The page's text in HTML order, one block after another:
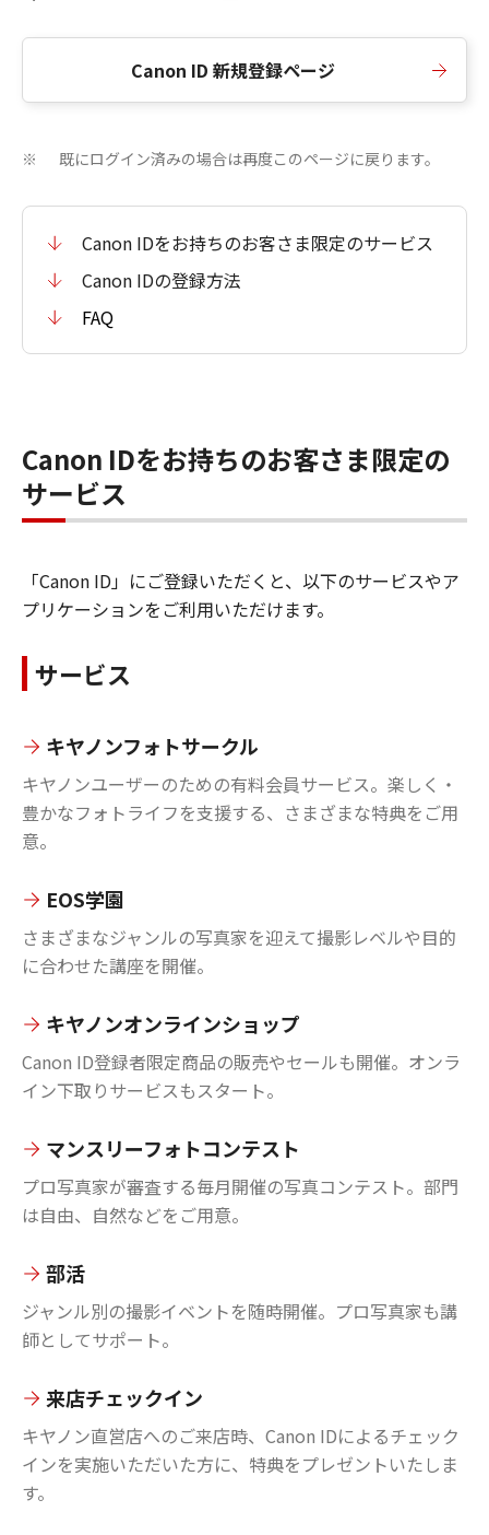
Canon ID 新規登録ページ
※ 既にログイン済みの場合は再度このページに戻ります。
Canon IDをお持ちのお客さま限定のサービス
Canon IDの登録方法
FAQ
Canon IDをお持ちのお客さま限定の
サービス
「Canon ID」にご登録いただくと、以下のサービスやア
プリケーションをご利用いただけます。
サービス
キヤノンフォトサークル
キヤノンユーザーのための有料会員サービス。楽しく・
豊かなフォトライフを支援する、さまざまな特典をご用
意。
EOS学園
さまざまなジャンルの写真家を迎えて撮影レベルや目的
に合わせた講座を開催。
キヤノンオンラインショップ
Canon ID登録者限定商品の販売やセールも開催。オンラ
イン下取りサービスもスタート。
マンスリーフォトコンテスト
プロ写真家が審査する毎月開催の写真コンテスト。部門
は自由、自然などをご用意。
部活
ジャンル別の撮影イベントを随時開催。プロ写真家も講
師としてサポート。
来店チェックイン
キヤノン直営店へのご来店時、Canon IDによるチェック
インを実施いただいた方に、特典をプレゼントいたしま
す。